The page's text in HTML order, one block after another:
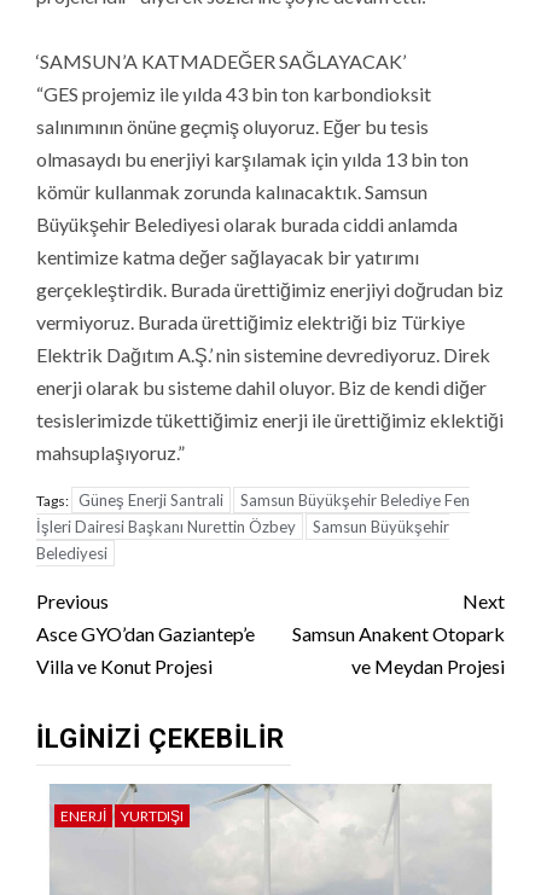
‘SAMSUN’A KATMADEĞER SAĞLAYACAK’
“GES projemiz ile yılda 43 bin ton karbondioksit
salınımının önüne geçmiş oluyoruz. Eğer bu tesis
olmasaydı bu enerjiyi karşılamak için yılda 13 bin ton
kömür kullanmak zorunda kalınacaktık. Samsun
Büyükşehir Belediyesi olarak burada ciddi anlamda
kentimize katma değer sağlayacak bir yatırımı
gerçekleştirdik. Burada ürettiğimiz enerjiyi doğrudan biz
vermiyoruz. Burada ürettiğimiz elektriği biz Türkiye
Elektrik Dağıtım A.Ş.’ nin sistemine devrediyoruz. Direk
enerji olarak bu sisteme dahil oluyor. Biz de kendi diğer
tesislerimizde tükettiğimiz enerji ile ürettiğimiz eklektiği
mahsuplaşıyoruz.”
Tags: Güneş Enerji Santrali
Samsun Büyükşehir Belediye Fen
İşleri Dairesi Başkanı Nurettin Özbey
Samsun Büyükşehir
Belediyesi
Continue
Reading
Previous
Asce GYO’dan Gaziantep’e
Villa ve Konut Projesi
Next
Samsun Anakent Otopark
ve Meydan Projesi
İLGINIZI ÇEKEBILIR
ENERJI YURTDIŞI